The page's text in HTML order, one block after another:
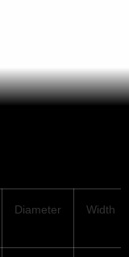
Diameter Width